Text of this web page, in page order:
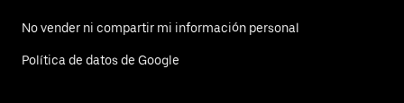
No vender ni compartir mi información personal
Política de datos de Google